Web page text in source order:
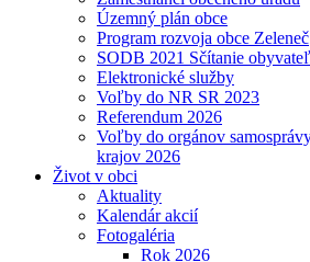
Územný plán obce
Program rozvoja obce Zeleneč
SODB 2021 Sčítanie
Elektronické služby
Voľby do NR SR 2023
Referendum 2026
Voľby do orgánov
krajov 2026
Život v obci
Aktuality
Kalendár akcií
Fotogaléria
Rok 2026